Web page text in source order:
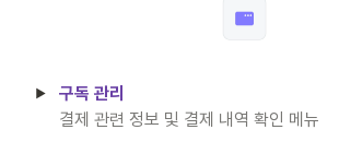
구독 관리
결제 관련 정보 및 결제 내역 확인 메뉴